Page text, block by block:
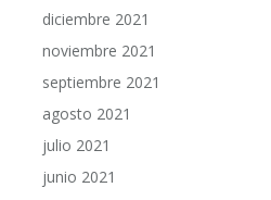
diciembre 2021
noviembre 2021
septiembre 2021
agosto 2021
julio 2021
junio 2021